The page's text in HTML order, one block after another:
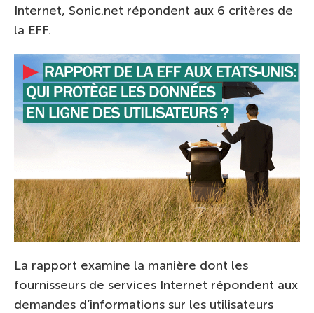
Internet, Sonic.net répondent aux 6 critères de
la EFF.
La rapport examine la manière dont les
fournisseurs de services Internet répondent aux
demandes d’informations sur les utilisateurs